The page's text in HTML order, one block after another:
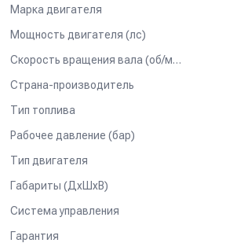
Использование в местах без
Особенности модели
Компактное исполнение моноблока.
Система By-Pass для регулировки
Удобство транспортировки
Эксплуатация и уход
Проверять уровень топлива и
Регулярно обслуживать насос и
Не эксплуатировать при
Марка двигателя
Мощность двигателя (лс)
Скорость вращения вала (об/мин)
Страна-производитель
Тип топлива
Рабочее давление (бар)
Тип двигателя
Габариты (ДхШхВ)
Система управления
Гарантия